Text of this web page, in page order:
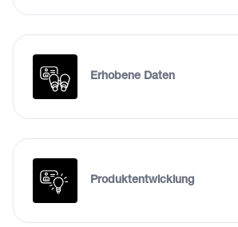
Erhobene Daten
Produktentwicklung